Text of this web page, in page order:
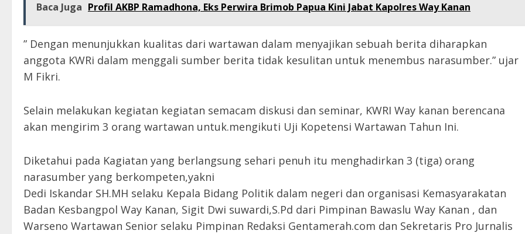
Baca Juga Profil AKBP Ramadhona, Eks Perwira Brimob Papua Kini Jabat Kapolres Way Kanan
” Dengan menunjukkan kualitas dari wartawan dalam menyajikan sebuah berita diharapkan
anggota KWRi dalam menggali sumber berita tidak kesulitan untuk menembus narasumber.” ujar
M Fikri.
Selain melakukan kegiatan kegiatan semacam diskusi dan seminar, KWRI Way kanan berencana
akan mengirim 3 orang wartawan untuk.mengikuti Uji Kopetensi Wartawan Tahun Ini.
Diketahui pada Kagiatan yang berlangsung sehari penuh itu menghadirkan 3 (tiga) orang
narasumber yang berkompeten,yakni
Dedi Iskandar SH.MH selaku Kepala Bidang Politik dalam negeri dan organisasi Kemasyarakatan
Badan Kesbangpol Way Kanan, Sigit Dwi suwardi,S.Pd dari Pimpinan Bawaslu Way Kanan , dan
Warseno Wartawan Senior selaku Pimpinan Redaksi Gentamerah.com dan Sekretaris Pro Jurnalis